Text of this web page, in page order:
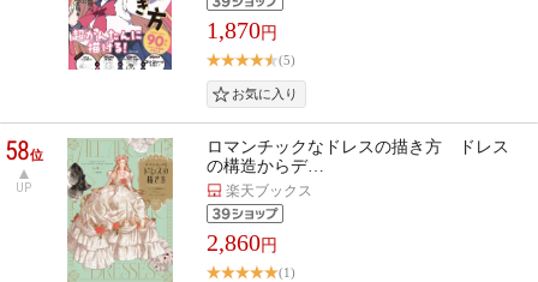
1,870円
(5)
58位
UP
ロマンチックなドレスの描き方 ドレス
の構造からデ…
楽天ブックス
2,860円
(1)